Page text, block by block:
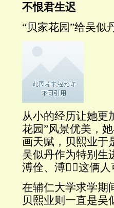
不恨君生迟
“贝家花园”给吴似
从小的经历让她更
花园”风景优美，
画天赋，贝熙业于
吴似丹作为特别生
溥佺、溥，这俩
在辅仁大学求学期
贝熙业则一直是吴